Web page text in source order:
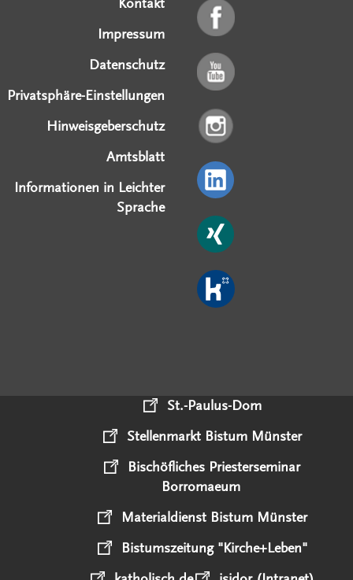
Kontakt
Impressum
Datenschutz
Privatsphäre-Einstellungen
Hinweisgeberschutz
Amtsblatt
Informationen in Leichter
Sprache
St.-Paulus-Dom
Stellenmarkt Bistum Münster
Bischöfliches Priesterseminar
Borromaeum
Materialdienst Bistum Münster
Bistumszeitung "Kirche+Leben"